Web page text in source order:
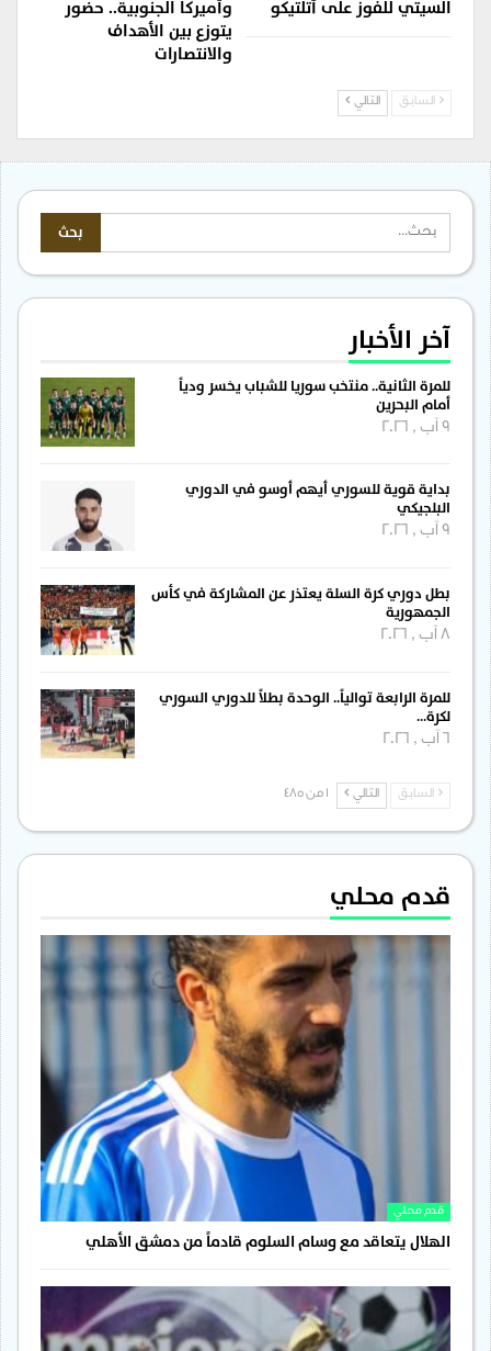
السيتي للفوز على أتلتيكو
وأميركا الجنوبية.. حضور
يتوزع بين الأهداف
والانتصارات
السابق التالي
آخر الأخبار
للمرة الثانية.. منتخب سوريا للشباب يخسر ودياً
أمام البحرين
بداية قوية للسوري أيهم أوسو في الدوري
البلجيكي
بطل دوري كرة السلة يعتذر عن المشاركة في كأس
الجمهورية
للمرة الرابعة توالياً.. الوحدة بطلاً للدوري السوري
لكرة…
السابق التالي
قدم محلي
قدم محلي
الهلال يتعاقد مع وسام السلوم قادماً من دمشق الأهلي